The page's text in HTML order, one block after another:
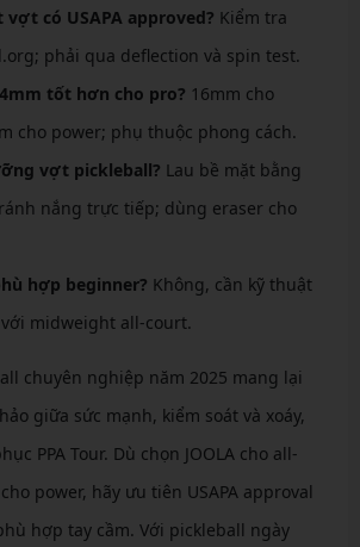
vợt có USAPA approved? Kiểm tra
phải qua deflection và spin test.
tốt hơn cho pro? 16mm cho
cho power; phụ thuộc phong cách.
vợt pickleball? Lau bề mặt bằng
nắng trực tiếp; dùng eraser cho
hợp beginner? Không, cần kỹ thuật
midweight all-court.
chuyên nghiệp năm 2025 mang lại
giữa sức mạnh, kiểm soát và xoáy,
PPA Tour. Dù chọn JOOLA cho all-
power, hãy ưu tiên USAPA approval
hợp tay cầm. Với pickleball ngày